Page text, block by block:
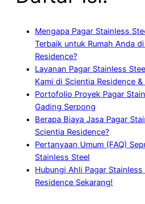
Mengapa Pagar Stainless
Terbaik untuk Rumah Anda
Residence?
Layanan Pagar Stainless
Kami di Scientia Residence
Portofolio Proyek Pagar
Gading Serpong
Berapa Biaya Jasa Pagar
Scientia Residence?
Pertanyaan Umum (FAQ)
Stainless Steel
Hubungi Ahli Pagar Stainless
Residence Sekarang!